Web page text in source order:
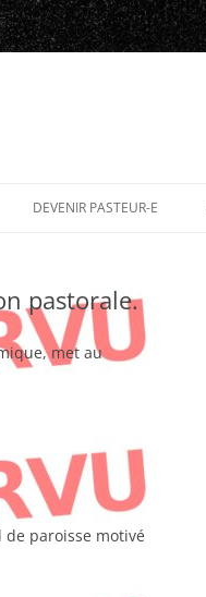
DEVENIR PASTEUR-E
pastorale.
met au
de paroisse motivé